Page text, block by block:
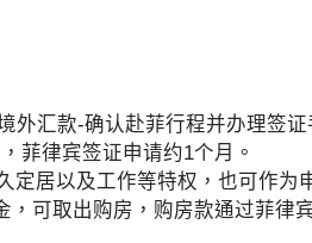
汇款-确认赴菲行程并办理签证
律宾签证申请约1个月。
居以及工作等特权，也可作为
可取出购房，购房款通过菲律